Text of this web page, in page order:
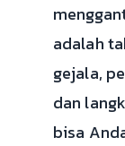
adalah
gejala,
dan
bisa